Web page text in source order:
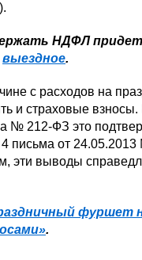
НДФЛ
выездное.
с расходов на
и страховые
№ 212-ФЗ это
письма от
эти выводы
фуршет
.